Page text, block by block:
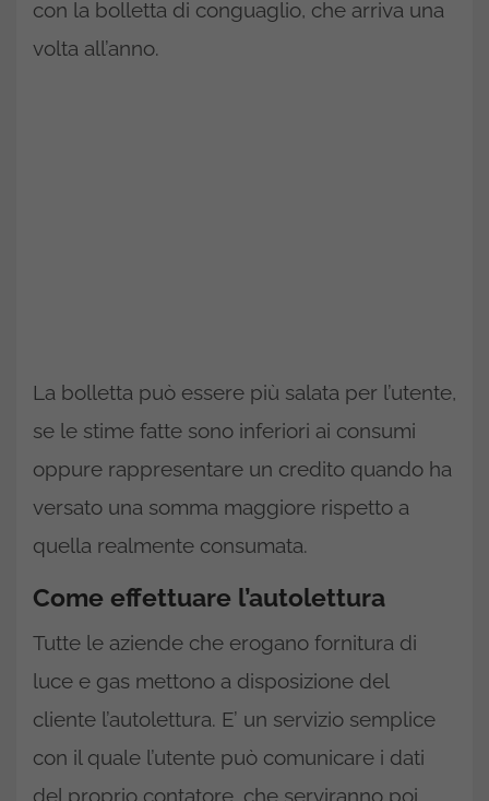
con la bolletta di conguaglio, che arriva una
volta all’anno.
La bolletta può essere più salata per l’utente,
se le stime fatte sono inferiori ai consumi
oppure rappresentare un credito quando ha
versato una somma maggiore rispetto a
quella realmente consumata.
Come effettuare l’autolettura
Tutte le aziende che erogano fornitura di
luce e gas mettono a disposizione del
cliente l’autolettura. E’ un servizio semplice
con il quale l’utente può comunicare i dati
del proprio contatore, che serviranno poi